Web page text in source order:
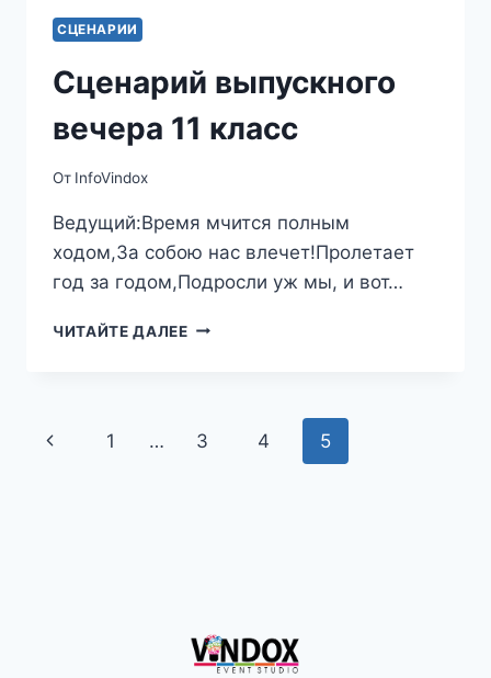
СЦЕНАРИИ
Сценарий выпускного
вечера 11 класс
От InfoVindox
Ведущий:Время мчится полным
ходом,За собою нас влечет!Пролетает
год за годом,Подросли уж мы, и вот…
ЧИТАЙТЕ ДАЛЕЕСЦЕНАРИЙ
Навигация
Предыдущая
1 … 3 4 5